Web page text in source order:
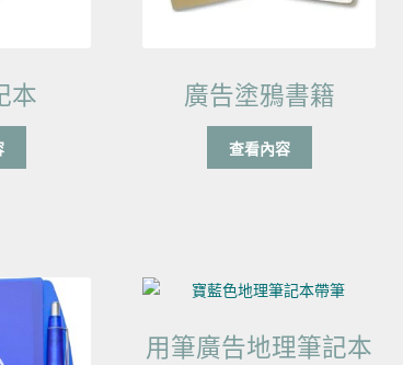
本 廣告塗鴉書籍
查看內容
用筆廣告地理筆記本